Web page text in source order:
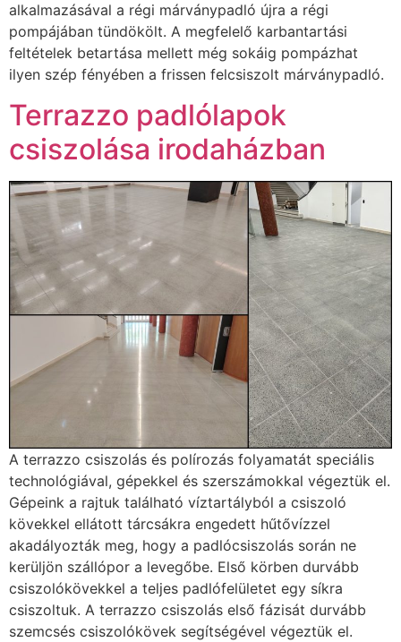
alkalmazásával a régi márványpadló újra a régi
pompájában tündökölt. A megfelelő karbantartási
feltételek betartása mellett még sokáig pompázhat
ilyen szép fényében a frissen felcsiszolt márványpadló.
Terrazzo padlólapok
csiszolása irodaházban
A terrazzo csiszolás és polírozás folyamatát speciális
technológiával, gépekkel és szerszámokkal végeztük el.
Gépeink a rajtuk található víztartályból a csiszoló
kövekkel ellátott tárcsákra engedett hűtővízzel
akadályozták meg, hogy a padlócsiszolás során ne
kerüljön szállópor a levegőbe. Első körben durvább
csiszolókövekkel a teljes padlófelületet egy síkra
csiszoltuk. A terrazzo csiszolás első fázisát durvább
szemcsés csiszolókövek segítségével végeztük el.